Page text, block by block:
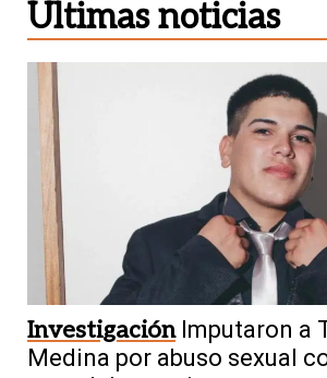
Últimas noticias
Investigación Imputaron a
Medina por abuso sexual